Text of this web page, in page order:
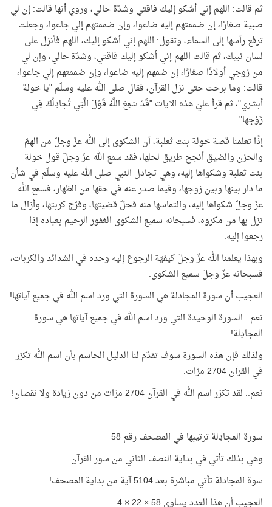
ثم قالت: اللهم إني أشكو إليك فاقتي وشدّة حالي، وروي أنها قالت: إن لي
صبية صغارًا، إن ضممتهم إليه ضاعوا، وإن ضممتهم إلي جاعوا، وجعلت
ترفع رأسها إلى السماء، وتقول: اللهم إني أشكو إليك، اللهم فأنزل على
لسان نبيك، ثم قالت اللهم إني أشكو إليك فاقتي، وشدّة حالي، وإن لي
من زوجي أولادًا صغارًا، إن ضمهم إليه ضاعوا، وإن ضممتهم إلي جاعوا،
قالت: وما برحت حتى نزل القرآن، فقال صلى الله عليه وسلّم "يا خولة
أبشري"، ثم قرأ عليّ هذه الآيات "قَدْ سَمِعَ اللَّهُ قَوْلَ الَّتِي تُجادِلُكَ فِي
زَوْجِها".
إذًا تعلمنا قصة خولة بنت ثعلبة، أن الشكوى إلى الله عزّ وجلّ من الهمّ
والحزن والضيق أنجح طريق لحلها، فقد سمع الله عزّ وجلّ قول خولة
بنت ثعلبة وشكواها إليه، وهي تجادل النبي صلى الله عليه وسلّم في شأن
ما دار بينها وبين زوجها، وفيما صدر عنه في حقها من الظهار، فسمع الله
عزّ وجلّ شكواها إليه، والتماسها منه فحلّ قضيتها، وفرّج كربتها، وأزال ما
نزل بها من مكروه، فسبحانه سميع الشكوى الغفور الرحيم بعباده إذا
رجعوا إليه.
وبهذا يعلمنا الله عزّ وجلّ كيفيّة الرجوع إليه وحده في الشدائد والكربات،
فسبحانه عزّ وجلّ سميع الشكوى.
العجيب أن سورة المجادلة هي السورة التي ورد اسم الله في جميع آياتها!
نعم.. السورة الوحيدة التي ورد اسم الله في جميع آياتها هي سورة
المجادِلة!
ولذلك فإن هذه السورة سوف تقدّم لنا الدليل الحاسم بأن اسم الله تكرّر
في القرآن 2704 مرّات.
نعم.. لقد تكرّر اسم الله في القرآن 2704 مرّات من دون زيادة ولا نقصان!
سورة المجادِلة ترتيبها في المصحف رقم 58
وهي بذلك تأتي في بداية النصف الثاني من سور القرآن.
سوة المجادلة تأتي مباشرة بعد 5104 آية من بداية المصحف!
العجيب أن هذا العدد يساوي 58 × 22 × 4